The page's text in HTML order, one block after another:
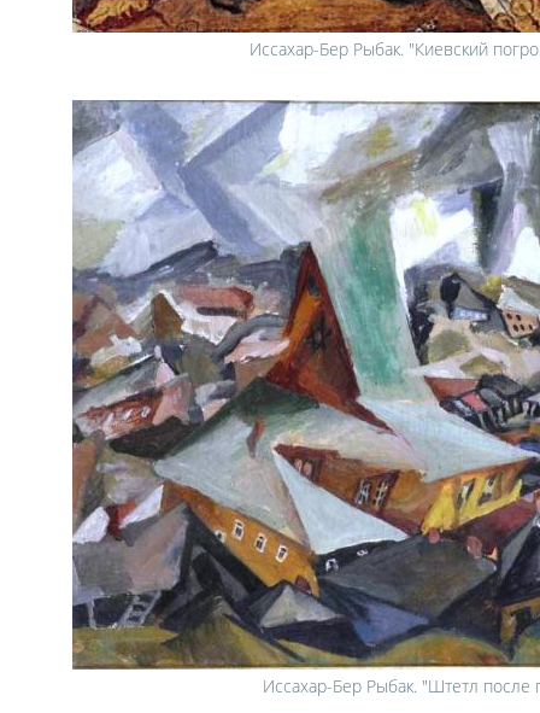
Иссахар-Бер Рыбак. "Киевский
Иссахар-Бер Рыбак. "Штетл после